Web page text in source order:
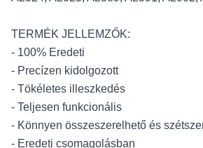
TERMÉK JELLEMZŐK:
- 100% Eredeti
- Precízen kidolgozott
- Tökéletes illeszkedés
- Teljesen funkcionális
- Könnyen összeszerelhető és
- Eredeti csomagolásban